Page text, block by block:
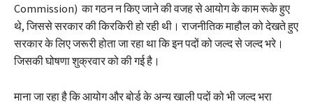
Commission) का गठन न किए जाने की वजह से आयोग के काम रूके हुए
थे, जिससे सरकार की किरकिरी हो रही थी। राजनीतिक माहौल को देखते हुए
सरकार के लिए जरूरी होता जा रहा था कि इन पदों को जल्द से जल्द भरे।
जिसकी घोषणा शुक्रवार को की गई है।
माना जा रहा है कि आयोग और बोर्ड के अन्य खाली पदों को भी जल्द भरा